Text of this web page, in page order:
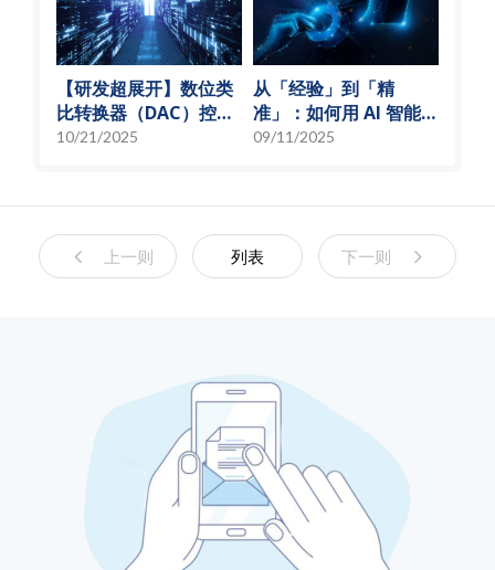
【研发超展开】数位类
比转换器（DAC）控制
偏压电流创新解决方
10/21/2025
从「经验」到「精
准」：如何用 AI 智能演
算法，实现高效射频预
09/11/2025
上一则 列表 下一则